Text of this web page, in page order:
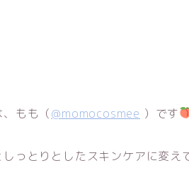
もも（@momocosmee ）です
っとりとしたスキンケアに変え